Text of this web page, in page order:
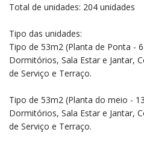
Total de unidades: 204 unidades
Tipo das unidades:
Tipo de 53m2 (Planta de Ponta -
Dormitórios, Sala Estar e Jantar,
de Serviço e Terraço.
Tipo de 53m2 (Planta do meio -
Dormitórios, Sala Estar e Jantar,
de Serviço e Terraço.